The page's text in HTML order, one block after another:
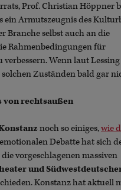
Prof. Christian Höppner
ein Armutszeugnis des
Branche selbst auch an die
Rahmenbedingungen für
Wenn laut
solchen Zuständen bald gar
von rechtsaußen
noch so einiges,wie
Debatte hat sich
vorgeschlagenen massiven
und
Konstanz hat aktuell